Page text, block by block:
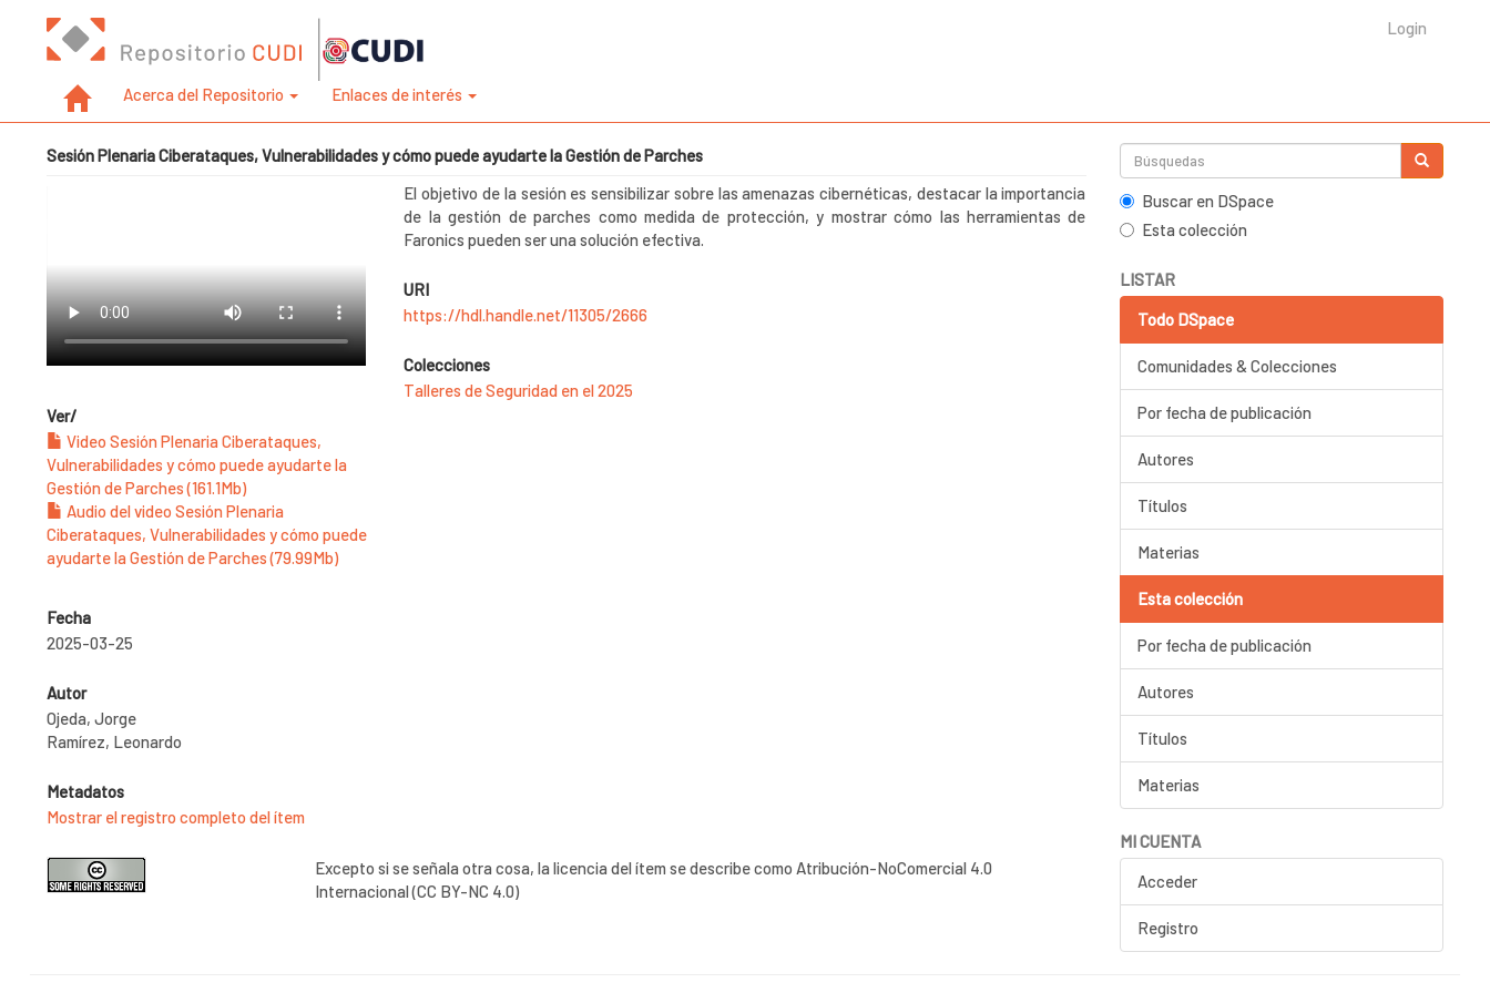
Login
Acerca del Repositorio Enlaces de interés
Sesión Plenaria Ciberataques, Vulnerabilidades y cómo puede ayudarte la Gestión de Parches
Ver/
Video Sesión Plenaria Ciberataques,
Vulnerabilidades y cómo puede ayudarte la
Gestión de Parches (161.1Mb)
Audio del video Sesión Plenaria
Ciberataques, Vulnerabilidades y cómo puede
ayudarte la Gestión de Parches (79.99Mb)
Fecha
2025-03-25
Autor
Ojeda, Jorge
Ramírez, Leonardo
Metadatos
Mostrar el registro completo del ítem
El objetivo de la sesión es sensibilizar sobre las amenazas cibernéticas, destacar la importancia
de la gestión de parches como medida de protección, y mostrar cómo las herramientas de
Faronics pueden ser una solución efectiva.
URI
https://hdl.handle.net/11305/2666
Colecciones
Talleres de Seguridad en el 2025
Excepto si se señala otra cosa, la licencia del ítem se describe como Atribución-NoComercial 4.0
Internacional (CC BY-NC 4.0)
Buscar en DSpace
Esta colección
LISTAR
Todo DSpace
Comunidades & Colecciones
Por fecha de publicación
Autores
Títulos
Materias
Esta colección
Por fecha de publicación
Autores
Títulos
Materias
MI CUENTA
Acceder
Registro